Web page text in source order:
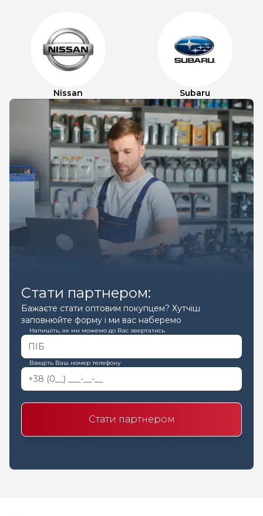
Nissan Subaru
Стати партнером:
Бажаєте стати оптовим покупцем? Хутчіш
заповнюйте форму і ми вас наберемо
Напишіть, як ми можемо до Вас звертатись
Введіть Ваш номер телефону
Стати партнером